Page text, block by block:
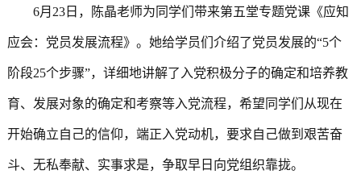
6月23日，陈晶老师为同学们带来第五堂专题党课《应知
应会：党员发展流程》。她给学员们介绍了党员发展的“5个
阶段25个步骤”，详细地讲解了入党积极分子的确定和培养教
育、发展对象的确定和考察等入党流程，希望同学们从现在
开始确立自己的信仰，端正入党动机，要求自己做到艰苦奋
斗、无私奉献、实事求是，争取早日向党组织靠拢。